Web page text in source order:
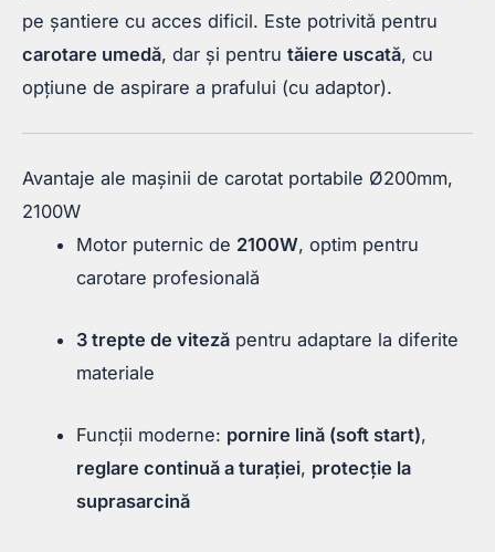
pe șantiere cu acces dificil. Este potrivită pentru
carotare umedă, dar și pentru tăiere uscată, cu
opțiune de aspirare a prafului (cu adaptor).
Avantaje ale mașinii de carotat portabile Ø200mm,
2100W
Motor puternic de 2100W, optim pentru
carotare profesională
3 trepte de viteză pentru adaptare la diferite
materiale
Funcții moderne: pornire lină (soft start),
reglare continuă a turației, protecție la
suprasarcină